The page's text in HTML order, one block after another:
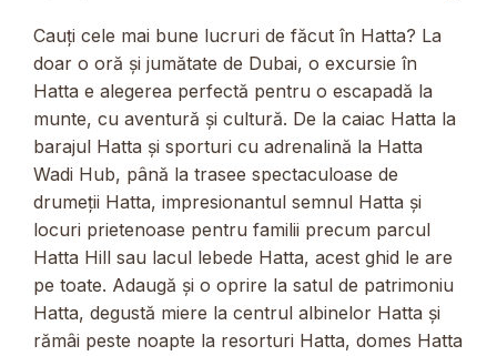
Cauți cele mai bune lucruri de făcut în Hatta? La
doar o oră și jumătate de Dubai, o excursie în
Hatta e alegerea perfectă pentru o escapadă la
munte, cu aventură și cultură. De la caiac Hatta la
barajul Hatta și sporturi cu adrenalină la Hatta
Wadi Hub, până la trasee spectaculoase de
drumeții Hatta, impresionantul semnul Hatta și
locuri prietenoase pentru familii precum parcul
Hatta Hill sau lacul lebede Hatta, acest ghid le are
pe toate. Adaugă și o oprire la satul de patrimoniu
Hatta, degustă miere la centrul albinelor Hatta și
rămâi peste noapte la resorturi Hatta, domes Hatta